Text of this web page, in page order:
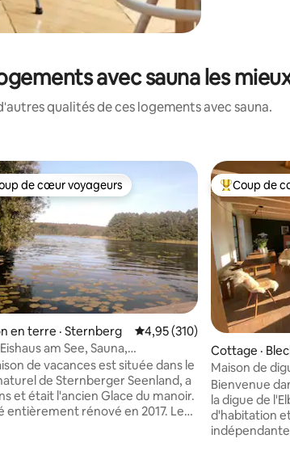
avec sauna les
qualités de ces logements avec sauna.
sur 5, 154 commentaires
de cœur voyageurs parmi les plus aimés
de cœur voyageurs
en terre · Sternberg Note moyenne de 4,95 sur
4,95 (310)
am See, Sauna,
de vacances est située dans le
de Sternberger Seenland, a
et était l'ancien Glace du manoir.
entièrement rénové en 2017. Le
Coup de
Coup de
Cottage ·
Maison de
avec sauna
Bienvenue
la digue de
d'habitation